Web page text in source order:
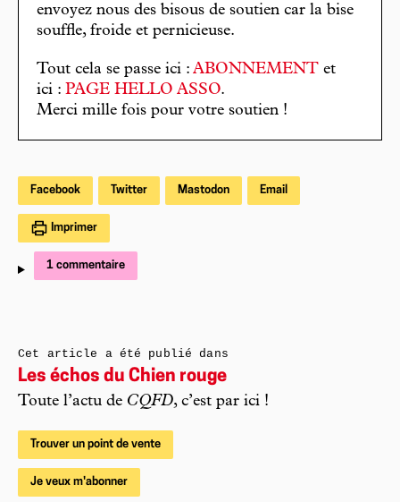
envoyez nous des bisous de soutien car la bise
souffle, froide et pernicieuse.
Tout cela se passe ici : ABONNEMENT et
ici : PAGE HELLO ASSO.
Merci mille fois pour votre soutien !
Facebook Twitter Mastodon Email
Imprimer
1 commentaire
Cet article a été publié dans
Les échos du Chien rouge
Toute l’actu de CQFD, c’est par ici !
Trouver un point de vente
Je veux m'abonner